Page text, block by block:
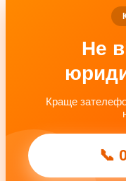
Не
Краще
📞